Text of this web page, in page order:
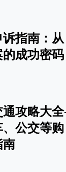
指南：从
成功密码
通攻略大
公交等购
南